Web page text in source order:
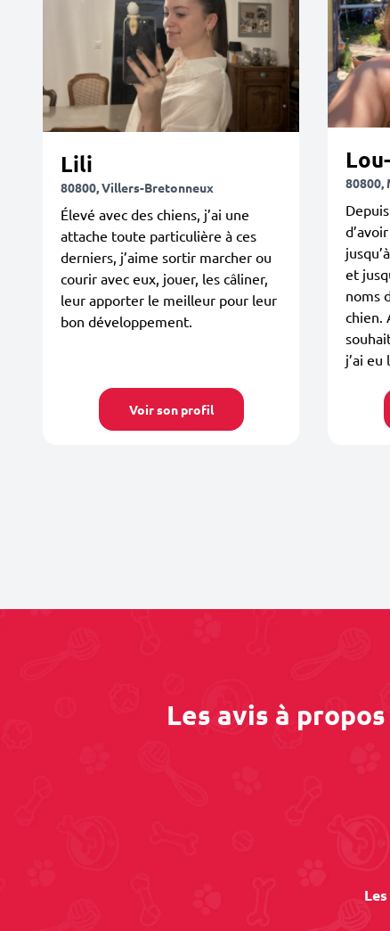
Lili
80800, Villers-Bretonneux
Élevé avec des chiens, j’ai une
attache toute particulière à ces
derniers, j’aime sortir marcher ou
courir avec eux, jouer, les câliner,
leur apporter le meilleur pour leur
bon développement.
Voir son profil
80800,
et
noms
chien.
j’ai eu
Les avis à